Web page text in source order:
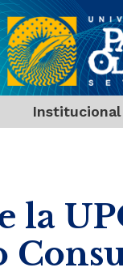
Institucional
la